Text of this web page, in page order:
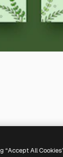
“Accept All